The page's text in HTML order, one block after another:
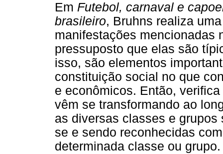
Em Futebol, carnaval e
brasileiro, Bruhns realiza
manifestações mencionadas
pressuposto que elas são
isso, são elementos
constituição social no que
e econômicos. Então,
vêm se transformando ao
as diversas classes e
se e sendo reconhecidas
determinada classe ou grupo.